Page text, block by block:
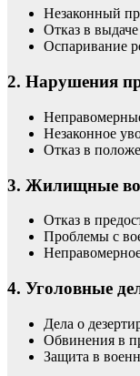
Незаконный
Отказ в
Оспаривание
2. Нарушения
Незаконное
Отказ в
3. Жилищные
Отказ в
Проблемы с
4. Уголовные
Дела о
Обвинения в
Защита в